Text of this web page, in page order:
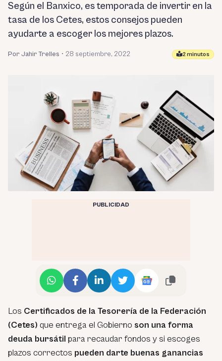
Según el Banxico, es temporada de invertir en la
tasa de los Cetes, estos consejos pueden
ayudarte a escoger los mejores plazos.
Por Jahir Trelles • 28 septiembre, 2022 2 minutos
PUBLICIDAD
Los Certificados de la Tesorería de la Federación
(Cetes) que entrega el Gobierno son una forma
deuda bursátil para recaudar fondos y si escoges
plazos correctos pueden darte buenas ganancias